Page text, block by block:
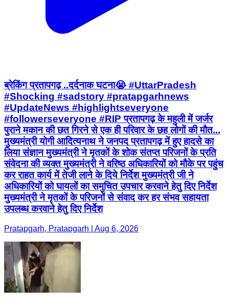
ब्रेकिंग प्रतापगढ़ ..दर्दनाक घटना😭 #UttarPradesh
#Shocking #sadstory #pratapgarhnews
#UpdateNews #highlightseveryone
#followerseveryone #RIP प्रतापगढ़ के महुली में जर्जर
पुराने मकान की छत गिरने से एक ही परिवार के छह लोगों की मौत...
मुख्यमंत्री योगी आदित्यनाथ ने जनपद प्रतापगढ़ में हुए हादसे का
लिया संज्ञान मुख्यमंत्री ने मृतकों के शोक संतप्त परिजनों के प्रति
संवेदना की व्यक्त मुख्यमंत्री ने वरिष्ठ अधिकारियों को मौके पर पहुंच
कर राहत कार्य में तेजी लाने के दिये निर्देश मुख्यमंत्री जी ने
अधिकारियों को घायलों का समुचित उपचार करवाने हेतु दिए निर्देश
मुख्यमंत्री ने मृतकों के परिजनों से संवाद कर हर संभव सहायता
उपलब्ध करवाने हेतु दिए निर्देश
Pratapgarh, Pratapgarh | Aug 6, 2026